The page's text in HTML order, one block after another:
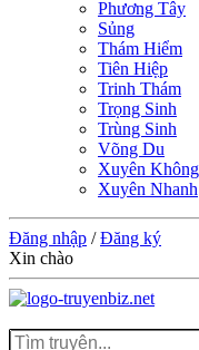
Phương Tây
Sủng
Thám Hiểm
Tiên Hiệp
Trinh Thám
Trọng Sinh
Trùng Sinh
Võng Du
Xuyên Không
Xuyên Nhanh
Đăng nhập /Đăng ký
Xin chào